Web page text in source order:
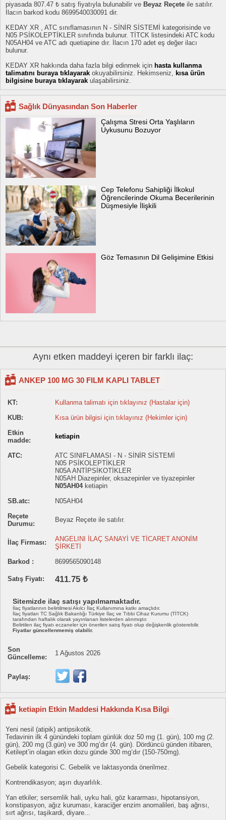
piyasada 807.47 ₺ satış fiyatıyla bulunabilir ve Beyaz Reçete ile satılır.
İlacın barkod kodu 8699540030091 dir.
KEDAY XR , ATC sınıflamasının N - SİNİR SİSTEMİ kategorisinde ve
N05 PSİKOLEPTİKLER sınıfında bulunur. TİTCK listesindeki ATC kodu
N05AH04 ve ATC adı quetiapine dır. İlacın 170 adet eş değer ilacı
bulunur.
KEDAY XR hakkında daha fazla bilgi edinmek için hasta kullanma
talimatını buraya tıklayarak okuyabilirsiniz. Hekimseniz, kısa ürün
bilgisine buraya tıklayarak ulaşabilirsiniz.
Sağlık Dünyasından Son Haberler
Çalışma Stresi Orta Yaşlıların
Uykusunu Bozuyor
Cep Telefonu Sahipliği İlkokul
Öğrencilerinde Okuma Becerilerinin
Düşmesiyle İlişkili
Göz Temasının Dil Gelişimine Etkisi
Aynı etken maddeyi içeren bir farklı ilaç:
ANKEP 100 MG 30 FILM KAPLI TABLET
KT:
Kullanma talimatı için tıklayınız (Hastalar için)
KUB:
Kısa ürün bilgisi için tıklayınız (Hekimler için)
Etkin
madde:
ketiapin
ATC:
ATC SINIFLAMASI - N - SİNİR SİSTEMİ
N05 PSİKOLEPTİKLER
N05A ANTİPSİKOTİKLER
N05AH Diazepinler, oksazepinler ve tiyazepinler
N05AH04ketiapin
SB.atc:
N05AH04
Reçete
Durumu:
Beyaz Reçete ile satılır.
İlaç Firması:
ANGELINI İLAÇ SANAYİ VE TİCARET ANONİM
ŞİRKETİ
Barkod :
8699565090148
Satış Fiyatı: 411.75 ₺
Sitemizde ilaç satışı yapılmamaktadır.
İlaç fiyatlarının belirtilmesi Akılcı İlaç Kullanımına katkı amaçlıdır.
İlaç fiyatları TC Sağlık Bakanlığı Türkiye İlaç ve Tıbbi Cihaz Kurumu (TİTCK)
tarafından haftalık olarak yayınlanan listelerden alınmıştır.
Belirtilen ilaç fiyatı eczaneler için önerilen satış fiyatı olup değişkenlik gösterebilir.
Fiyatlar güncellenmemiş olabilir.
Son
Güncelleme:
1 Ağustos 2026
Paylaş:
ketiapin Etkin Maddesi Hakkında Kısa Bilgi
Yeni nesil (atipik) antipsikotik.
Tedavinin ilk 4 günündeki toplam günlük doz 50 mg (1. gün), 100 mg (2.
gün), 200 mg (3.gün) ve 300 mg’dır (4. gün). Dördüncü günden itibaren,
Ketilept’in olagan etkin dozu günde 300 mg’dır (150-750mg).
Gebelik kategorisi C. Gebelik ve laktasyonda önerilmez.
Kontrendikasyon; aşırı duyarlılık.
Yan etkiler; sersemlik hali, uyku hali, göz kararması, hipotansiyon,
konstipasyon, ağız kuruması, karaciğer enzim anomalileri, baş ağrısı,
sırt ağrısı, taşikardi, diyare...